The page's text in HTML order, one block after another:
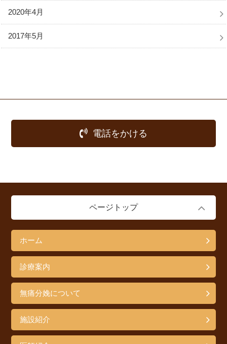
2020年4月
2017年5月
電話をかける
ページトップ
ホーム
診療案内
無痛分娩について
施設紹介